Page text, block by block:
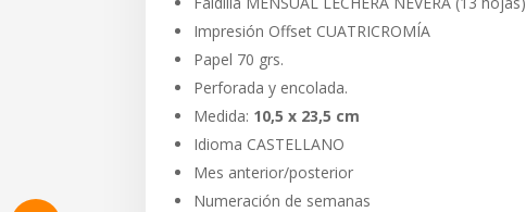
Impresión Offset CUATRICROMÍA
Papel 70 grs.
Perforada y encolada.
Medida: 10,5 x 23,5 cm
Idioma CASTELLANO
Mes anterior/posterior
Numeración de semanas